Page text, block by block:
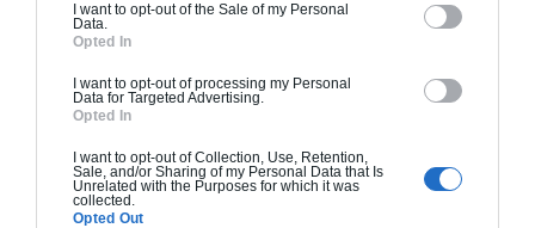
I want to opt-out of the Sale of my Personal
Data.
Opted In
I want to opt-out of processing my Personal
Data for Targeted Advertising.
Opted In
I want to opt-out of Collection, Use, Retention,
Sale, and/or Sharing of my Personal Data that Is
Unrelated with the Purposes for which it was
collected.
Opted Out
Construction BBC
standards. Construction en bloc coffrant isolant
(RT 2020). Finitions haut de gamme. Le prix "clé
en main" inclut le gros oeuvre et le second
oeuvre (cuisine, peinture, sols...), mais exclut